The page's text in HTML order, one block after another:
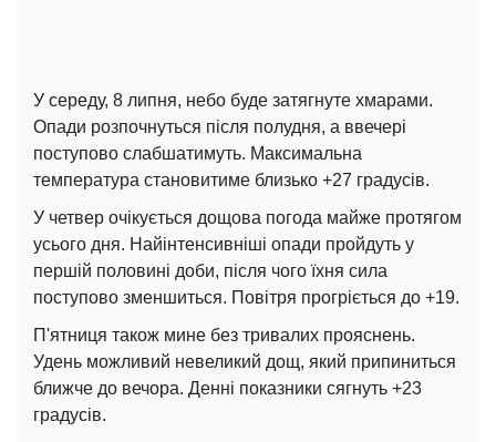
У середу, 8 липня, небо буде затягнуте хмарами.
Опади розпочнуться після полудня, а ввечері
поступово слабшатимуть. Максимальна
температура становитиме близько +27 градусів.
У четвер очікується дощова погода майже протягом
усього дня. Найінтенсивніші опади пройдуть у
першій половині доби, після чого їхня сила
поступово зменшиться. Повітря прогріється до +19.
П'ятниця також мине без тривалих прояснень.
Удень можливий невеликий дощ, який припиниться
ближче до вечора. Денні показники сягнуть +23
градусів.